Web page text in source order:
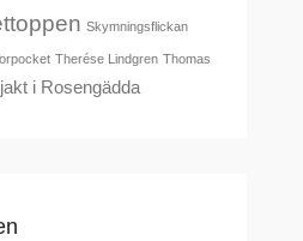
Skymningsflickan
Therése Lindgren Thomas
i Rosengädda